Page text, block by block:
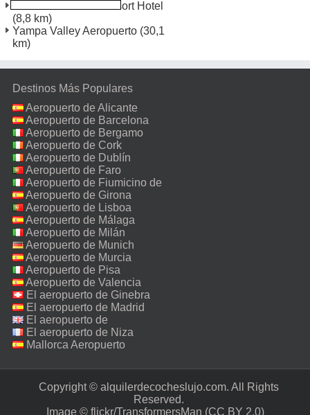
Steamboat Grand Resort Hotel
(8,8 km)
Yampa Valley Aeropuerto (30,1
km)
Destinos Más Populares
Aeropuerto de Alicante
Aeropuerto de Barcelona
Aeropuerto de Bergamo
Aeropuerto de Cork
Aeropuerto de Dublín
Aeropuerto de Faro
Aeropuerto de Fiumicino de
Roma
Aeropuerto de Girona
Aeropuerto de Lisboa
Aeropuerto de Málaga
Aeropuerto de Milán
Malpensa
Aeropuerto de Munich
Aeropuerto de Murcia
Aeropuerto de Pisa
Aeropuerto de Valencia
El aeropuerto de Ginebra
El aeropuerto de Madrid
El aeropuerto de
Manchester
El aeropuerto de Niza
Mallorca Aeropuerto
Copyright © alquilerdecocheslujo.com. All Rights
Reserved.‎
Image © flickr/TransformersMan (CC BY 2.0)‎